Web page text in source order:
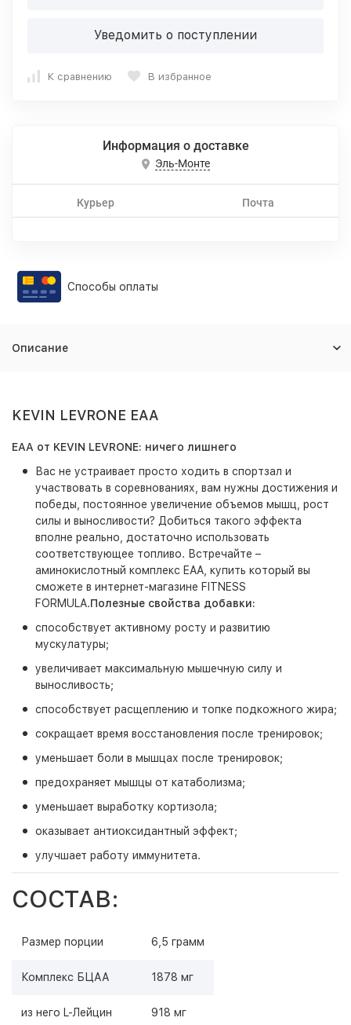
Уведомить о поступлении
К сравнению В избранное
Информация о доставке
Эль-Монте
Курьер Почта
Способы оплаты
Описание
KEVIN LEVRONE EAA
EAA от KEVIN LEVRONE: ничего лишнего
Вас не устраивает просто ходить в спортзал и
участвовать в соревнованиях, вам нужны достижения и
победы, постоянное увеличение объемов мышц, рост
силы и выносливости? Добиться такого эффекта
вполне реально, достаточно использовать
соответствующее топливо. Встречайте –
аминокислотный комплекс EAA, купить который вы
сможете в интернет-магазине FITNESS
FORMULA.Полезные свойства добавки:
способствует активному росту и развитию
мускулатуры;
увеличивает максимальную мышечную силу и
выносливость;
способствует расщеплению и топке подкожного жира;
сокращает время восстановления после тренировок;
уменьшает боли в мышцах после тренировок;
предохраняет мышцы от катаболизма;
уменьшает выработку кортизола;
оказывает антиоксидантный эффект;
улучшает работу иммунитета.
СОСТАВ:
Размер порции 6,5 грамм
Комплекс БЦАА 1878 мг
из него L-Лейцин 918 мг